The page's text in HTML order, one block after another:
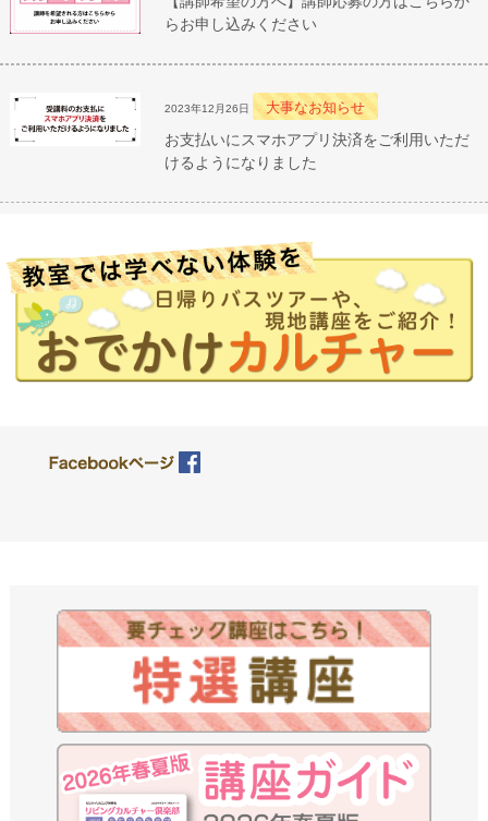
らお申し込みください
2023年12月26日 大事なお知らせ
お支払いにスマホアプリ決済をご利用いただ
けるようになりました